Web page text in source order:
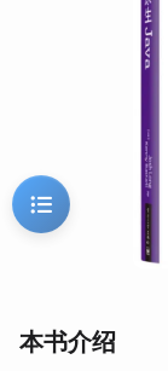
本书介绍